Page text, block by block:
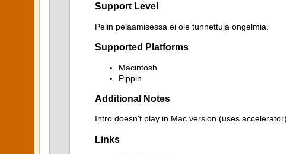
Support Level
Pelin pelaamisessa ei ole tunnettuja ongelmia.
Supported Platforms
Macintosh
Pippin
Additional Notes
Intro doesn't play in Mac version (uses accelerator)
Links